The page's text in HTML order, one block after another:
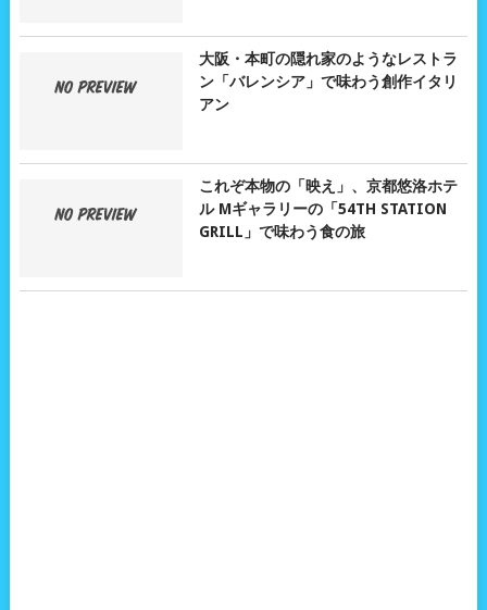
大阪・本町の隠れ家のようなレストラ
ン「バレンシア」で味わう創作イタリ
アン
これぞ本物の「映え」、京都悠洛ホテ
ル Mギャラリーの「54TH STATION
GRILL」で味わう食の旅